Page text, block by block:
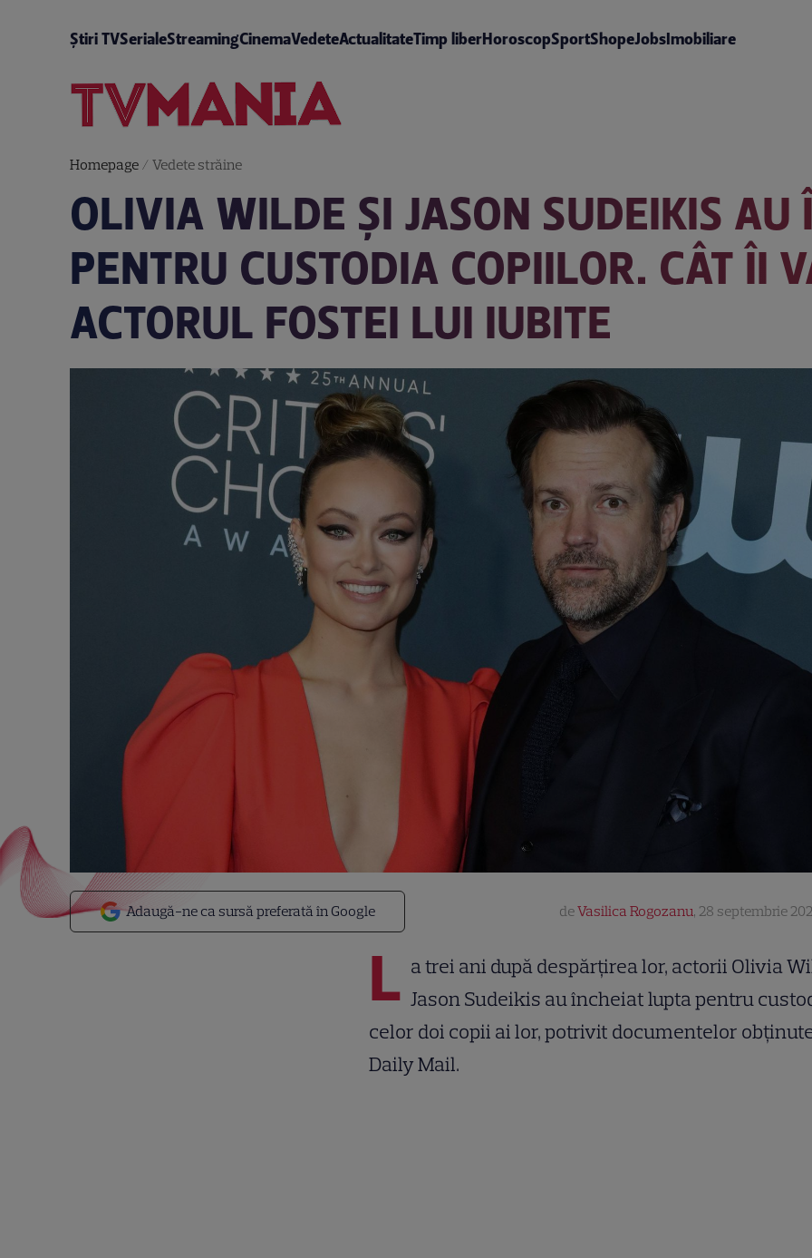
Știri TVSerialeStreamingCinemaVedeteActualitateTimp liberHoroscopSportShopeJobsImobiliare
Homepage/ Vedete străine
OLIVIA WILDE ȘI JASON SUDEIKIS AU
PENTRU CUSTODIA COPIILOR. CÂT ÎI
ACTORUL FOSTEI LUI IUBITE
Adaugă-ne ca sursă preferată în Google deVasilica Rogozanu, 28 septembrie
L a trei ani după despărțirea lor, actorii Olivia
Jason Sudeikis au încheiat lupta pentru
celor doi copii ai lor, potrivit documentelor
Daily Mail.